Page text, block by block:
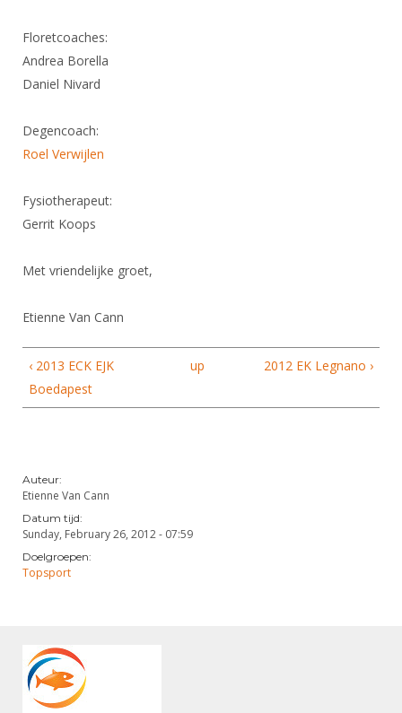
Oprichting Vereniging
Scheidsrechterslijst
Import inschrijvingen uit Nahouw
NK organiseren
Infotheek
Touché
Floretcoaches:
Andrea Borella
Daniel Nivard
Degencoach:
Roel Verwijlen
Fysiotherapeut:
Gerrit Koops
Met vriendelijke groet,
Etienne Van Cann
‹ 2013 ECK EJK
Boedapest
up 2012 EK Legnano ›
Auteur:
Etienne Van Cann
Datum tijd:
Sunday, February 26, 2012 - 07:59
Doelgroepen:
Topsport